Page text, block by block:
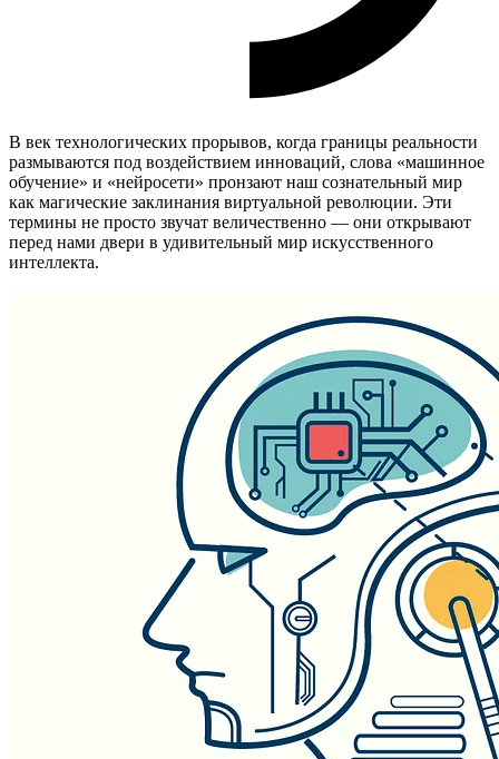
В век технологических прорывов, когда границы реальности
размываются под воздействием инноваций, слова «машинное
обучение» и «нейросети» пронзают наш сознательный мир
как магические заклинания виртуальной революции. Эти
термины не просто звучат величественно — они открывают
перед нами двери в удивительный мир искусственного
интеллекта.